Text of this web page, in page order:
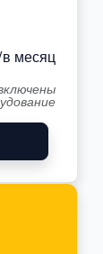
месяц